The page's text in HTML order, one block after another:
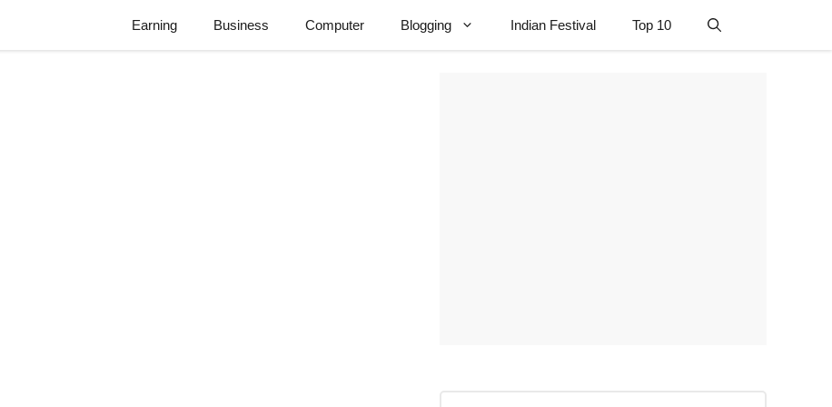
Earning Business Computer Blogging Indian Festival Top 10